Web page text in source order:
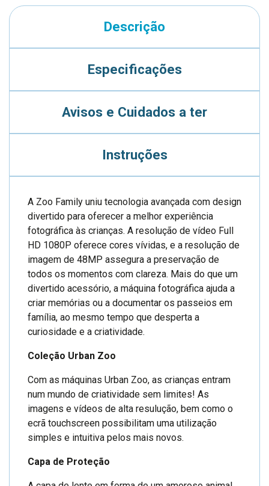
Descrição
Especificações
Avisos e Cuidados a ter
Instruções
A Zoo Family uniu tecnologia avançada com design
divertido para oferecer a melhor experiência
fotográfica às crianças. A resolução de vídeo Full
HD 1080P oferece cores vívidas, e a resolução de
imagem de 48MP assegura a preservação de
todos os momentos com clareza. Mais do que um
divertido acessório, a máquina fotográfica ajuda a
criar memórias ou a documentar os passeios em
família, ao mesmo tempo que desperta a
curiosidade e a criatividade.
Coleção Urban Zoo
Com as máquinas Urban Zoo, as crianças entram
num mundo de criatividade sem limites! As
imagens e vídeos de alta resulução, bem como o
ecrã touchscreen possibilitam uma utilização
simples e intuitiva pelos mais novos.
Capa de Proteção